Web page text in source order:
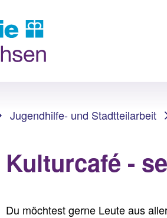
Jugendhilfe- und Stadtteilarbeit
Kulturcafé -
Du möchtest gerne Leute aus